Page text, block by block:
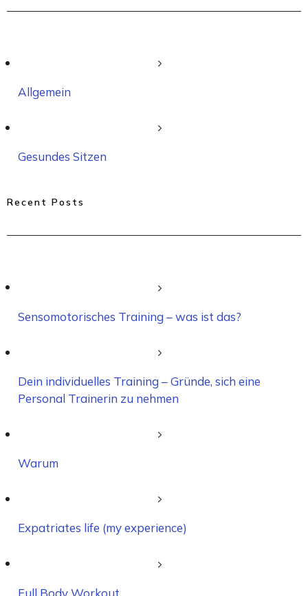
Allgemein
Gesundes Sitzen
Recent Posts
Sensomotorisches Training – was ist das?
Dein individuelles Training – Gründe, sich eine
Personal Trainerin zu nehmen
Warum
Expatriates life (my experience)
Full Body Workout